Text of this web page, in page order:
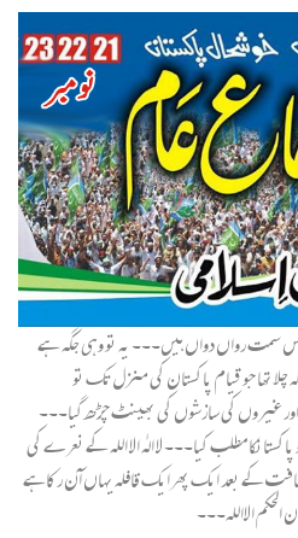
سمت رواں دواں ہیں۔۔۔ یہ تو وہی جگہ ہے
میں ایک قافلہ چلا تھا جو قیام پاکستان کی منزل تک تو
اور غیروں کی سازشوں کی بھینٹ چڑھ گیا۔۔۔
مطلب کیا۔۔۔ لا الہٰ الا اللہ کے نعرے کی
کی طویل مسافت کے بعد ایک پھرایک قافلہ یہاں آن رکاہے
الااللہ۔۔۔